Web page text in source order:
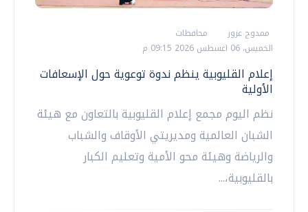
ممدوح عزوز
محافظات
الخميس، 06 اغسطس 2026 09:15 م
إعلام القليوبية ينظم ندوة توعوية حول الإسعافات
الأولية
نظم اليوم مجمع إعلام القليوبية بالتعاون مع هيئة
الشبان العالمية ومديريتي الأوقاف والشباب
والرياضة وهيئة محو الأمية وتعليم الكبار
بالقليوبية،...